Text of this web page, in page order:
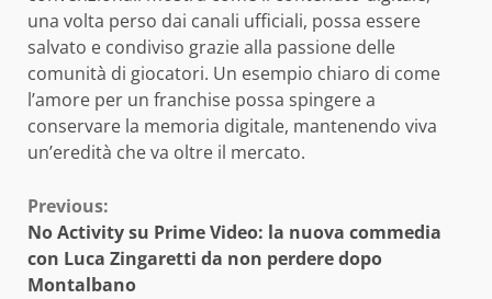
una volta perso dai canali ufficiali, possa essere
salvato e condiviso grazie alla passione delle
comunità di giocatori. Un esempio chiaro di come
l’amore per un franchise possa spingere a
conservare la memoria digitale, mantenendo viva
un’eredità che va oltre il mercato.
Continue
Reading
Previous:
No Activity su Prime Video: la nuova commedia
con Luca Zingaretti da non perdere dopo
Montalbano